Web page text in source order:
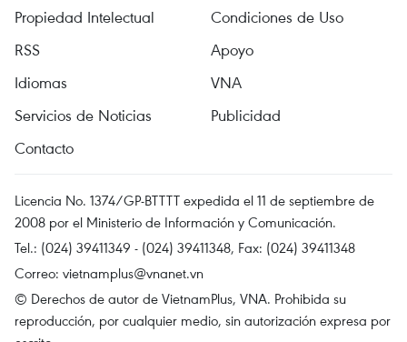
Propiedad Intelectual
Condiciones de Uso
RSS
Apoyo
Idiomas
VNA
Servicios de Noticias
Publicidad
Contacto
Licencia No. 1374/GP-BTTTT expedida el 11 de septiembre de
2008 por el Ministerio de Información y Comunicación.
Tel.: (024) 39411349 - (024) 39411348, Fax: (024) 39411348
Correo: vietnamplus@vnanet.vn
© Derechos de autor de VietnamPlus, VNA. Prohibida su
reproducción, por cualquier medio, sin autorización expresa por